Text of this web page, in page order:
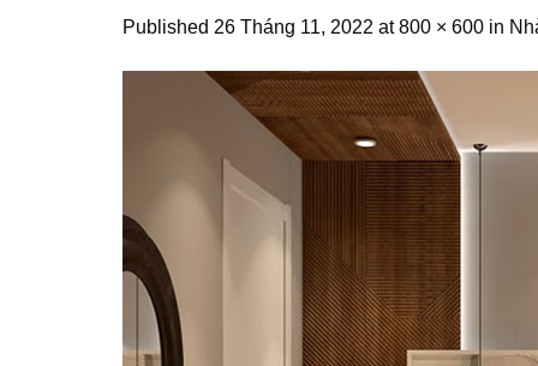
Published 26 Tháng 11, 2022 at800 × 600 in